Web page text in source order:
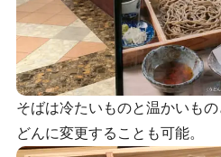
そばは冷たいものと温かいも
どんに変更することも可能。